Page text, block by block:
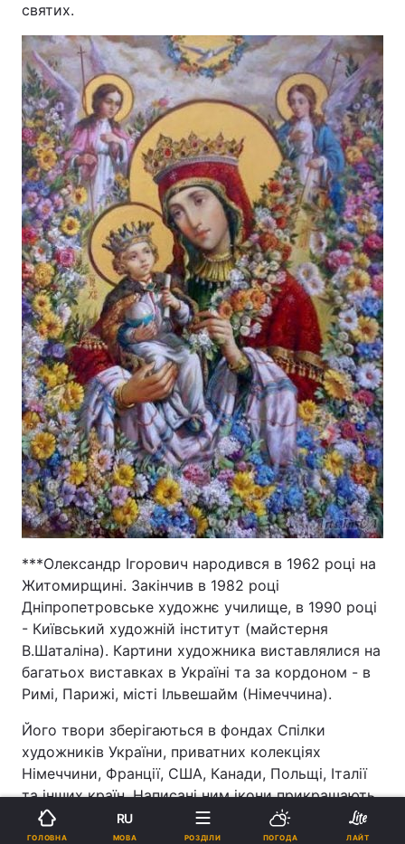
святих.
***Олександр Ігорович народився в 1962 році на
Житомирщині. Закінчив в 1982 році
Дніпропетровське художнє училище, в 1990 році
- Київський художній інститут (майстерня
В.Шаталіна). Картини художника виставлялися на
багатьох виставках в Україні та за кордоном - в
Римі, Парижі, місті Ільвешайм (Німеччина).
Його твори зберігаються в фондах Спілки
художників України, приватних колекціях
Німеччини, Франції, США, Канади, Польщі, Італії
та інших країн. Написані ним ікони прикрашають
церкви України і церкву святого Володимира в
Парижі.
ГОЛОВНА
RU
МОВА РОЗДІЛИ ПОГОДА ЛАЙТ